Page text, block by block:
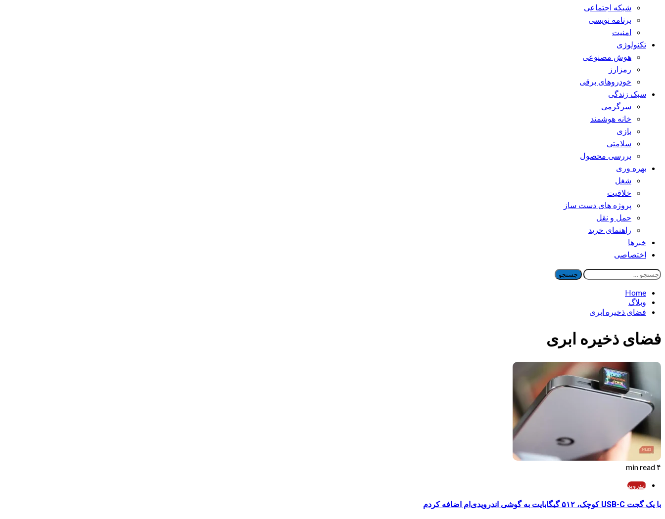
شبکه اجتماعی
برنامه نویسی
امنیت
تکنولوژی
هوش مصنوعی
رمزارز
خودروهای برقی
سبک زندگی
سرگرمی
خانه هوشمند
بازی
سلامتی
بررسی محصول
بهره وری
شغل
خلاقیت
پروژه های دست ساز
حمل و نقل
راهنمای خرید
خبرها
اختصاصی
جستجو
برای:
Home
وبلاگ
فضای ذخیره ابری
فضای ذخیره ابری
۴ min read
اندروید
با یک گجت USB-C کوچک، ۵۱۲ گیگابایت به گوشی اندرویدی‌ام اضافه کردم